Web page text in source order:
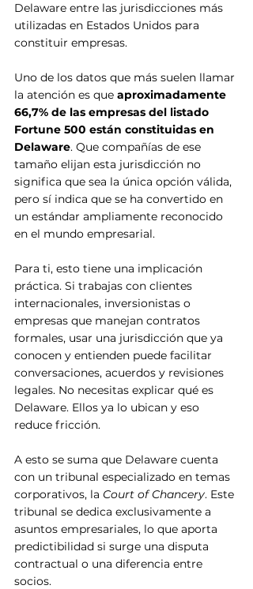
Delaware entre las jurisdicciones más
utilizadas en Estados Unidos para
constituir empresas.
Uno de los datos que más suelen llamar
la atención es que aproximadamente
66,7% de las empresas del listado
Fortune 500 están constituidas en
Delaware. Que compañías de ese
tamaño elijan esta jurisdicción no
significa que sea la única opción válida,
pero sí indica que se ha convertido en
un estándar ampliamente reconocido
en el mundo empresarial.
Para ti, esto tiene una implicación
práctica. Si trabajas con clientes
internacionales, inversionistas o
empresas que manejan contratos
formales, usar una jurisdicción que ya
conocen y entienden puede facilitar
conversaciones, acuerdos y revisiones
legales. No necesitas explicar qué es
Delaware. Ellos ya lo ubican y eso
reduce fricción.
A esto se suma que Delaware cuenta
con un tribunal especializado en temas
corporativos, la Court of Chancery. Este
tribunal se dedica exclusivamente a
asuntos empresariales, lo que aporta
predictibilidad si surge una disputa
contractual o una diferencia entre
socios.